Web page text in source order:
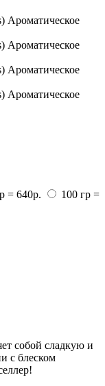
= 640р.
100 гр =
собой сладкую и
с блеском